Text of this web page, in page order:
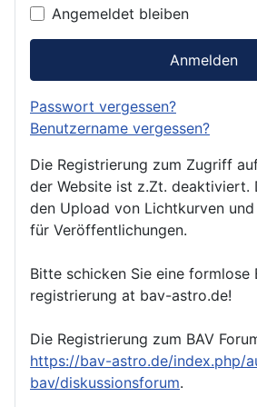
Angemeldet bleiben
Anmelden
Passwort vergessen?
Benutzername vergessen?
Die Registrierung zum Zugriff
der Website ist z.Zt. deaktiviert.
den Upload von Lichtkurven
für Veröffentlichungen.
Bitte schicken Sie eine formlose
registrierung at bav-astro.de!
Die Registrierung zum BAV
https://bav-astro.de/index.php/
bav/diskussionsforum.